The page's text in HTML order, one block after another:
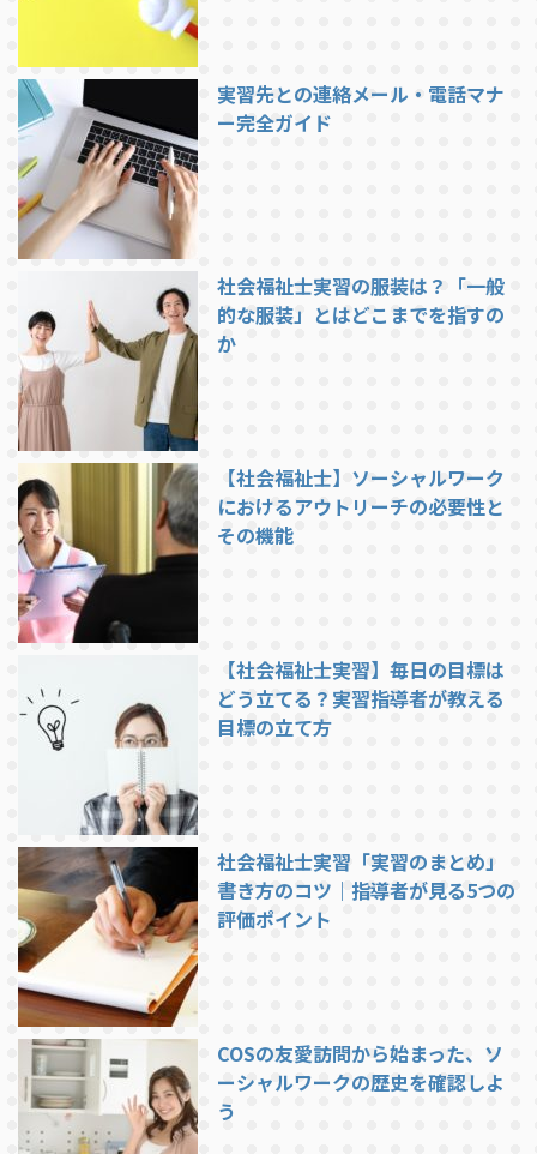
実習先との連絡メール・電話マナ
ー完全ガイド
社会福祉士実習の服装は？「一般
的な服装」とはどこまでを指すの
か
【社会福祉士】ソーシャルワーク
におけるアウトリーチの必要性と
その機能
【社会福祉士実習】毎日の目標は
どう立てる？実習指導者が教える
目標の立て方
社会福祉士実習「実習のまとめ」
書き方のコツ｜指導者が見る5つの
評価ポイント
COSの友愛訪問から始まった、ソ
ーシャルワークの歴史を確認しよ
う